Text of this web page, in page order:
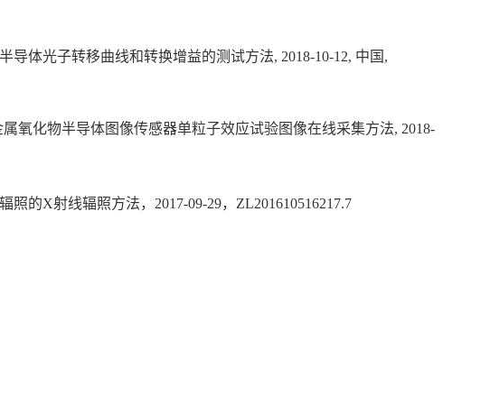
体光子转移曲线和转换增益的测试方法, 2018-10-12, 中国,
氧化物半导体图像传感器单粒子效应试验图像在线采集方法, 2018-
的X射线辐照方法，2017-09-29，ZL201610516217.7